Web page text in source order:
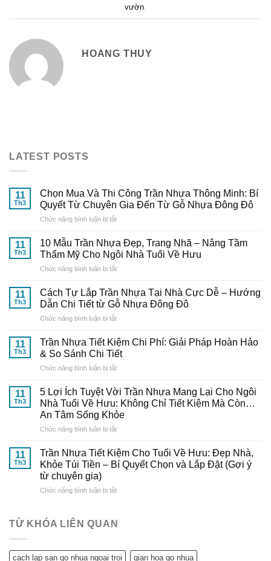
vườn
HOANG THUY
LATEST POSTS
11
Th3
Chọn Mua Và Thi Công Trần Nhựa Thông Minh: Bí
Quyết Từ Chuyên Gia Đến Từ Gỗ Nhựa Đông Đô
Chức năng bình luận bị tắtở
Mua
Và
Thi
Công
Nhựa
Thông
Bí
Từ
Chuyên
Đến
Gỗ
Nhựa
Đông
11
Th3
10 Mẫu Trần Nhựa Đẹp, Trang Nhã – Nâng Tầm
Thẩm Mỹ Cho Ngôi Nhà Tuổi Về Hưu
Chức năng bình luận bị tắtở
Mẫu
Trần
Nhựa
Đẹp,
Nhã
–
Tầm
Mỹ
Cho
Ngôi
Tuổi
Hưu
11
Th3
Cách Tự Lắp Trần Nhựa Tại Nhà Cực Dễ – Hướng
Dẫn Chi Tiết từ Gỗ Nhựa Đông Đô
Chức năng bình luận bị tắtở
Tự
Lắp
Trần
Nhựa
Nhà
Cực
Dễ
–
Hướng
Chi
Tiết
Nhựa
11
Th3
Trần Nhựa Tiết Kiệm Chi Phí: Giải Pháp Hoàn Hảo
& So Sánh Chi Tiết
Chức năng bình luận bị tắtở
Nhựa
Tiết
Kiệm
Chi
Phí:
Pháp
Hoàn
Hảo
So
Tiết
11
Th3
5 Lợi Ích Tuyệt Vời Trần Nhựa Mang Lại Cho Ngôi
Nhà Tuổi Về Hưu: Không Chỉ Tiết Kiệm Mà Còn…
An Tâm Sống Khỏe
Chức năng bình luận bị tắtở
Lợi
Ích
Tuyệt
Trần
Lại
Nhà
11
Th3
Trần Nhựa Tiết Kiệm Cho Tuổi Về Hưu: Đẹp Nhà,
Khỏe Túi Tiền – Bí Quyết Chọn và Lắp Đặt (Gợi ý
từ chuyên gia)
Chức năng bình luận bị tắtở
Tiết
Tuổi
TỪ KHÓA LIÊN QUAN
cach lap san go nhua ngoai troi gian hoa go nhua